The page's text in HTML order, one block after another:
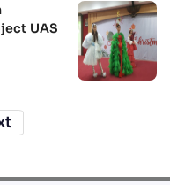
UAS